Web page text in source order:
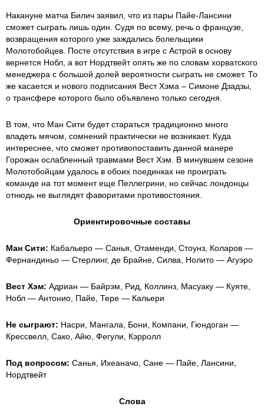
Накануне матча Билич заявил, что из пары Пайе-Лансини
сможет сыграть лишь один. Судя по всему, речь о французе,
возвращения которого уже заждались болельщики
Молотобойцев. Посте отсутствия в игре с Астрой в основу
вернется Нобл, а вот Нордтвейт опять же по словам хорватского
менеджера с большой долей вероятности сыграть не сможет. То
же касается и нового подписания Вест Хэма – Симоне Дзадзы,
о трансфере которого было объявлено только сегодня.
В том, что Ман Сити будет стараться традиционно много
владеть мячом, сомнений практически не возникает. Куда
интереснее, что сможет противопоставить данной манере
Горожан ослабленный травмами Вест Хэм. В минувшем сезоне
Молотобойцам удалось в обоих поединках не проиграть
команде на тот момент еще Пеллегрини, но сейчас лондонцы
отнюдь не выглядят фаворитами противостояния.
Ориентировочные составы
Ман Сити: Кабальеро — Санья, Отаменди, Стоунз, Коларов —
Фернандиньо — Стерлинг, де Брайне, Силва, Нолито — Агуэро
Вест Хэм: Адриан — Байрэм, Рид, Коллинз, Масуаку — Куяте,
Нобл — Антонио, Пайе, Тере — Кальери
Не сыграют: Насри, Мангала, Бони, Компани, Гюндоган —
Крессвелл, Сако, Айю, Фегули, Кэрролл
Под вопросом: Санья, Ихеаначо, Сане — Пайе, Лансини,
Нордтвейт
Слова